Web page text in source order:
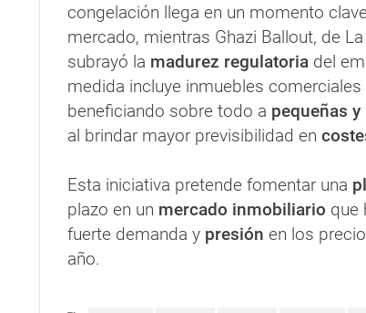
congelación llega en un momento
mercado, mientras Ghazi Ballout, de
subrayó la madurez regulatoria del
medida incluye inmuebles comerciales
beneficiando sobre todo a pequeñas
al brindar mayor previsibilidad en
Esta iniciativa pretende fomentar una
plazo en un mercado inmobiliario que
fuerte demanda y presión en los
año.